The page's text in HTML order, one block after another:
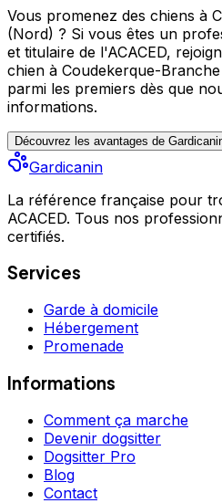
Vous promenez des chiens à
(Nord) ? Si vous êtes un
et titulaire de l'ACACED,
chien à Coudekerque-
parmi les premiers dès que
informations.
Découvrez les avantages de
Gardicanin
La référence française pour
ACACED. Tous nos
certifiés.
Services
Garde à domicile
Hébergement
Promenade
Informations
Comment ça marche
Devenir dogsitter
Dogsitter Pro
Blog
Contact